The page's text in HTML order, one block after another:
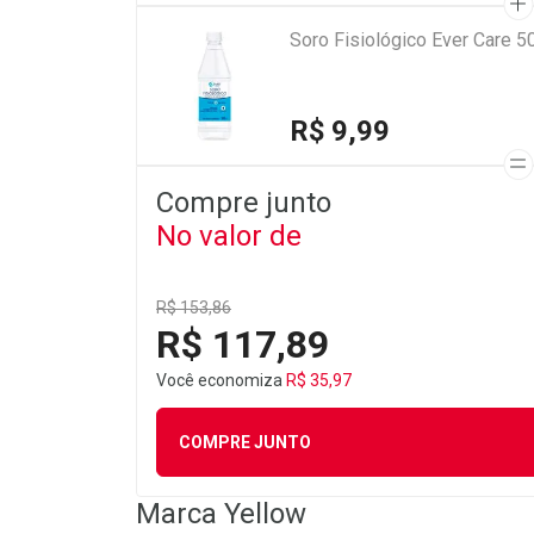
Soro Fisiológico Ever Care
R$ 9,99
Compre junto
No valor de
R$ 153,86
R$ 117,89
Você economiza R$ 35,97
COMPRE JUNTO
Marca Yellow